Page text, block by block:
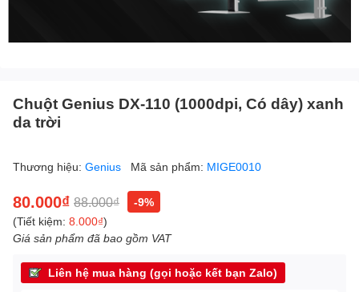
Chuột Genius DX-110 (1000dpi, Có dây) xanh
da trời
Thương hiệu: Genius Mã sản phẩm: MIGE0010
80.000₫ 88.000₫
-9%
(Tiết kiệm: 8.000₫)
Giá sản phẩm đã bao gồm VAT
Liên hệ mua hàng (gọi hoặc kết bạn Zalo)